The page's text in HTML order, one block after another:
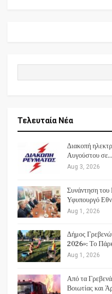
Τελευταία Νέα
Διακοπή
Αυγούστου
Aug 3, 2026
Συνάντηση του
Υφυπουργό
Aug 1, 2026
Δήμος
2026»: Το
Aug 1, 2026
Από τα Γρεβενά
Βοιωτίας και